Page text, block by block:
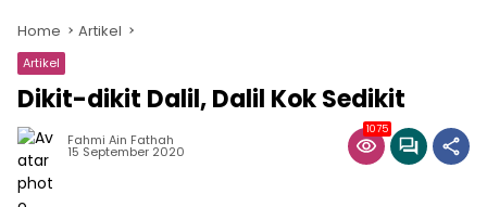
Home Artikel
Artikel
Dikit-dikit Dalil, Dalil Kok Sedikit
Fahmi Ain Fathah
15 September 2020
1075